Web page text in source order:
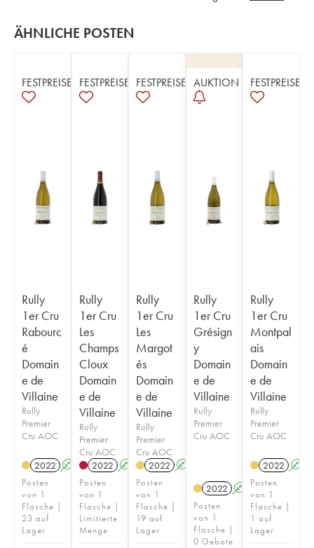
ÄHNLICHE POSTEN
FESTPREISE
Rully
1er Cru
Rabourc
é
Domain
e de
Villaine
Rully
Premier
Cru AOC
2022 A
Posten
von 1
Flasche |
23 auf
Lager
FESTPREISE
Rully
1er Cru
Les
Champs
Cloux
Domain
e de
Villaine
Rully
Premier
Cru AOC
2022 A
Posten
von 1
Flasche |
Limitierte
Menge
FESTPREISE
Rully
1er Cru
Les
Margot
és
Domain
e de
Villaine
Rully
Premier
Cru AOC
2022 A
Posten
von 1
Flasche |
19 auf
Lager
AUKTION
Rully
1er Cru
Grésign
y
Domain
e de
Villaine
Rully
Premier
Cru AOC
2022 A
Posten
von 1
Flasche |
0 Gebote
FESTPREISE
Rully
1er Cru
Montpal
ais
Domain
e de
Villaine
Rully
Premier
Cru AOC
2022 A
Posten
von 1
Flasche |
1 auf
Lager